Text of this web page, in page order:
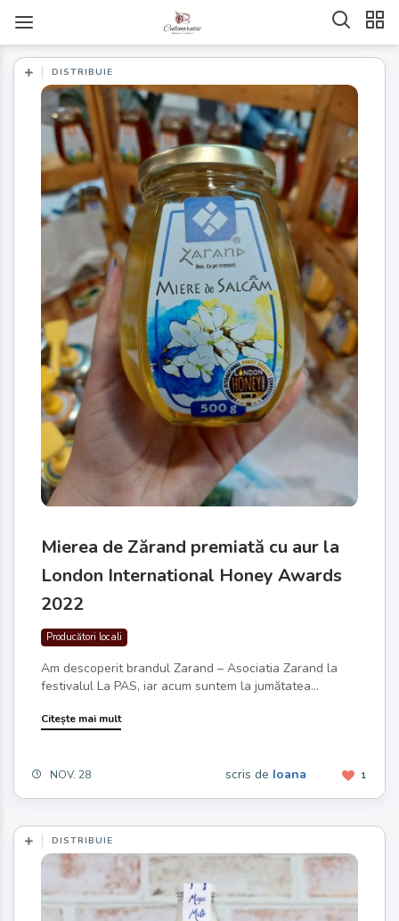
DISTRIBUIE
Mierea de Zărand premiată cu aur la
London International Honey Awards
2022
Producători locali
Am descoperit brandul Zarand – Asociatia Zarand la
festivalul La PAS, iar acum suntem la jumătatea...
Citește mai mult
NOV. 28 1
scris de Ioana
DISTRIBUIE